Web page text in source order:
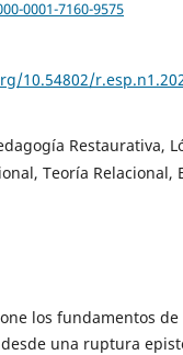
0001-7160-9575
10.54802/
Restaurativa,
Teoría Relacional,
los fundamentos de
desde una ruptura